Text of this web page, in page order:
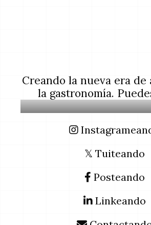
Creando la nueva era de
la gastronomía.
𝕏 Tuiteando
Posteando
Linkeando